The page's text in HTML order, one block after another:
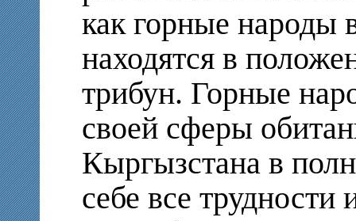
как горные народы
находятся в
трибун. Горные
своей сферы
Кыргызстана в
себе все